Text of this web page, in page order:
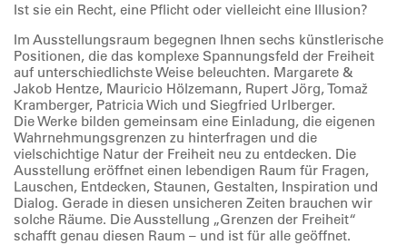
Ist sie ein Recht, eine Pflicht oder vielleicht eine Illusion?
Im Ausstellungsraum begegnen Ihnen sechs künstlerische
Positionen, die das komplexe Spannungsfeld der Freiheit
auf unterschiedlichste Weise beleuchten. Margarete &
Jakob Hentze, Mauricio Hölzemann, Rupert Jörg, Tomaž
Kramberger, Patricia Wich und Siegfried Urlberger.
Die Werke bilden gemeinsam eine Einladung, die eigenen
Wahrnehmungsgrenzen zu hinterfragen und die
vielschichtige Natur der Freiheit neu zu entdecken. Die
Ausstellung eröffnet einen lebendigen Raum für Fragen,
Lauschen, Entdecken, Staunen, Gestalten, Inspiration und
Dialog. Gerade in diesen unsicheren Zeiten brauchen wir
solche Räume. Die Ausstellung „Grenzen der Freiheit“
schafft genau diesen Raum – und ist für alle geöffnet.